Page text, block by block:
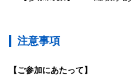
注意事項
【ご参加にあたって】